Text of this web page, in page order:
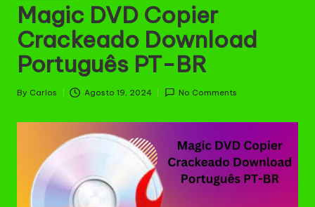
Magic DVD Copier
Crackeado Download
Português PT-BR
Posted
By Carlos Agosto 19, 2024 No Comments